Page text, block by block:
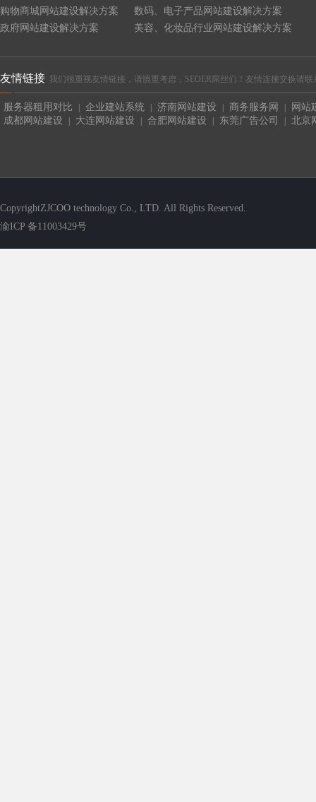
购物商城网站建设解决方案
政府网站建设解决方案
数码、电子产品网站建设解决方案
美容、化妆品行业网站建设解决方案
友情链接 我们很重视友情链接，请慎重考虑，SEOER屌丝们！友情连接交换请联
服务器租用对比 企业建站系统 济南网站建设 商务服务网
网站
成都网站建设
大连网站建设 合肥网站建设 东莞广告公司 北京
CopyrightZJCOO technology Co., LTD. All Rights Reserved.
渝ICP 备11003429号